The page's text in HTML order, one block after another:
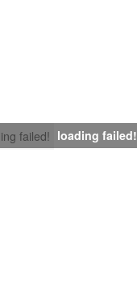
failed! loading failed!